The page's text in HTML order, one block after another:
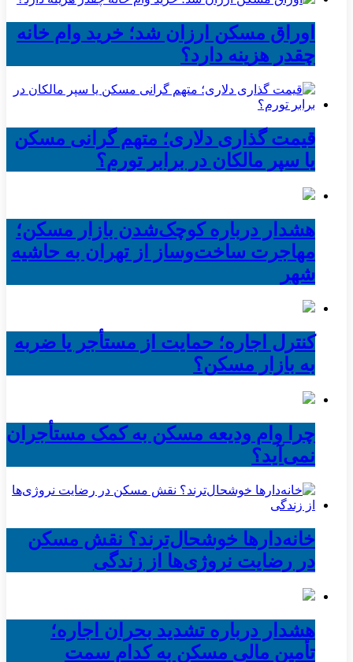
اوراق مسکن ارزان شد؛ خرید وام خانه
چقدر هزینه دارد؟
قیمت گذاری دلاری؛ متهم گرانی مسکن
یا سپر مالکان در برابر تورم؟
هشدار درباره کوچک‌شدن بازار مسکن؛
مهاجرت ساخت‌وساز از تهران به حاشیه‌
شهر
کنترل اجاره؛ حمایت از مستأجر یا ضربه
به بازار مسکن؟
چرا وام ودیعه مسکن به کمک مستأجران
نمی‌آید؟
خانه‌دارها خوشحال‌ترند؟ نقش مسکن
در رضایت نروژی‌ها از زندگی
هشدار درباره تشدید بحران اجاره؛
تأمین مالی مسکن به کدام سمت